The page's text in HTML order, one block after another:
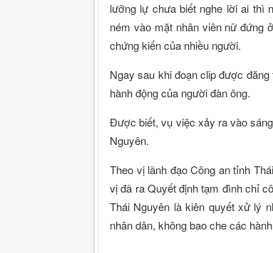
lưỡng lự chưa biết nghe lời ai thì
ném vào mặt nhân viên nữ đứng
chứng kiến của nhiều người.
Ngay sau khi đoạn clip được
hành động của người đàn ông.
Được biết, vụ việc xảy ra vào
Nguyên.
Theo vị lãnh đạo Công an tỉnh
vị đã ra Quyết định tạm đình chỉ
Thái Nguyên là kiên quyết xử lý
nhân dân, không bao che các